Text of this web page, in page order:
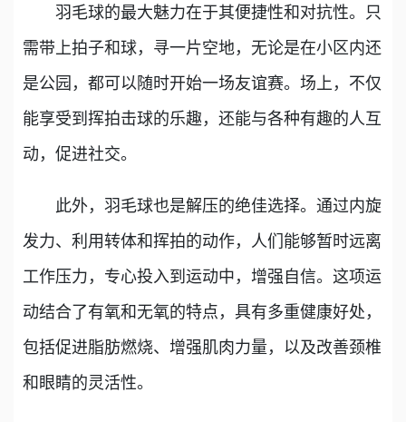
羽毛球的最大魅力在于其便捷性和对抗性。只
需带上拍子和球，寻一片空地，无论是在小区内还
是公园，都可以随时开始一场友谊赛。场上，不仅
能享受到挥拍击球的乐趣，还能与各种有趣的人互
动，促进社交。
此外，羽毛球也是解压的绝佳选择。通过内旋
发力、利用转体和挥拍的动作，人们能够暂时远离
工作压力，专心投入到运动中，增强自信。这项运
动结合了有氧和无氧的特点，具有多重健康好处，
包括促进脂肪燃烧、增强肌肉力量，以及改善颈椎
和眼睛的灵活性。